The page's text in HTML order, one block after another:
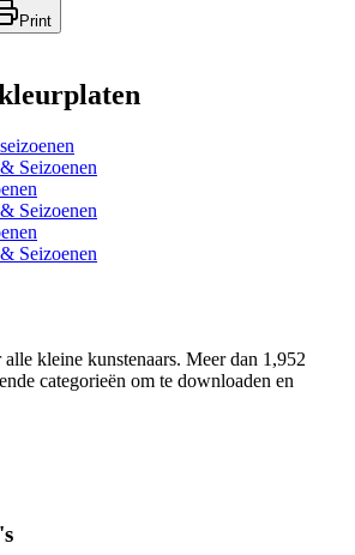
Print
Seizoenen
Seizoenen
Seizoenen
kleine kunstenaars. Meer dan 1,952
categorieën om te downloaden en